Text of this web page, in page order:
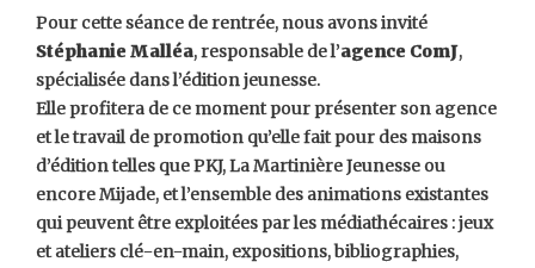
Pour cette séance de rentrée, nous avons invité
Stéphanie Malléa, responsable de l’agence ComJ,
spécialisée dans l’édition jeunesse.
Elle profitera de ce moment pour présenter son agence
et le travail de promotion qu’elle fait pour des maisons
d’édition telles que PKJ, La Martinière Jeunesse ou
encore Mijade, et l’ensemble des animations existantes
qui peuvent être exploitées par les médiathécaires : jeux
et ateliers clé-en-main, expositions, bibliographies,